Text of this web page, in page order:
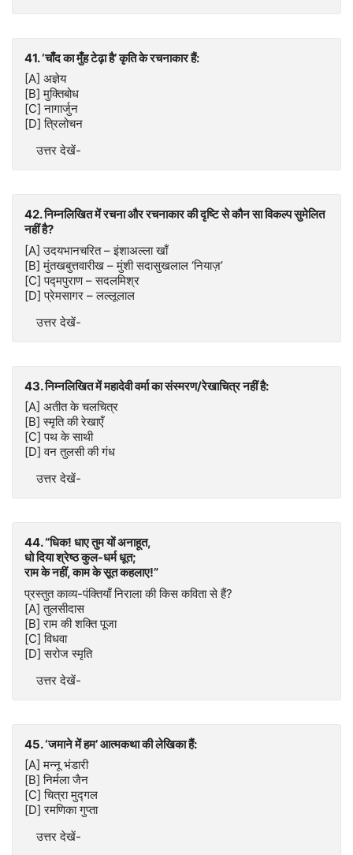
41. ‘चाँद का मुँह टेढ़ा है’ कृति के रचनाकार हैं:
[A] अज्ञेय
[B] मुक्तिबोध
[C] नागार्जुन
[D] त्रिलोचन
उत्तर देखें-
42. निम्नलिखित में रचना और रचनाकार की दृष्टि से कौन सा विकल्प सुमेलित
नहीं है?
[A] उदयभानचरित – इंशाअल्ला खाँ
[B] मुंतखबुत्तवारीख – मुंशी सदासुखलाल ‘नियाज़’
[C] पद्मपुराण – सदलमिश्र
[D] प्रेमसागर – लल्लूलाल
उत्तर देखें-
43. निम्नलिखित में महादेवी वर्मा का संस्मरण/रेखाचित्र नहीं है:
[A] अतीत के चलचित्र
[B] स्मृति की रेखाएँ
[C] पथ के साथी
[D] वन तुलसी की गंध
उत्तर देखें-
44. “धिक! धाए तुम यों अनाहूत,
धो दिया श्रेष्ठ कुल-धर्म धूत;
राम के नहीं, काम के सूत कहलाए!”
प्रस्तुत काव्य-पंक्तियाँ निराला की किस कविता से हैं?
[A] तुलसीदास
[B] राम की शक्ति पूजा
[C] विधवा
[D] सरोज स्मृति
उत्तर देखें-
45. ‘जमाने में हम’ आत्मकथा की लेखिका हैं:
[A] मन्नू भंडारी
[B] निर्मला जैन
[C] चित्रा मुद्गल
[D] रमणिका गुप्ता
उत्तर देखें-